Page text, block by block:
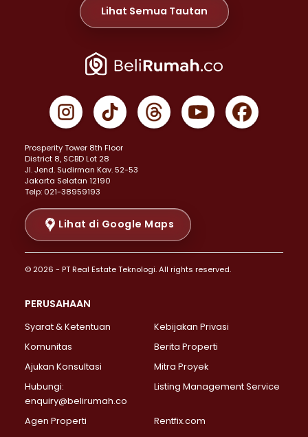
Properti Dijual di Meruya >
Properti Dijual di Jelambar >
Properti Dijual di Jakarta Pusat >
Properti Dijual di Gambir >
Properti Dijual di Johar Baru >
Properti Dijual di Menteng >
Properti Dijual di Senen >
Properti Dijual di Tanah Abang >
Properti Dijual di Cikini >
Properti Dijual di Kramat >
Properti Dijual di Pasar Baru >
Properti Dijual di Bendungan Hilir >
Properti Dijual di Jakarta Selatan >
Properti Dijual di Lebak Bulus >
Properti Dijual di Gandaria Selatan >
Properti Dijual di Pondok Labu >
Properti Dijual di Lenteng Agung >
Properti Dijual di Senayan >
Properti Dijual di Pondok Pinang >
Lihat Semua Tautan
Prosperity Tower 8th Floor
District 8, SCBD Lot 28
JI. Jend. Sudirman Kav. 52-53
Jakarta Selatan 12190
Telp: 021-38959193
Lihat di Google Maps
© 2026 - PT Real Estate Teknologi. All rights reserved.
PERUSAHAAN
Syarat & Ketentuan
Kebijakan Privasi
Komunitas
Berita Properti
Ajukan Konsultasi
Mitra Proyek
Hubungi:
enquiry@belirumah.co
Listing Management Service
Agen Properti Rentfix.com